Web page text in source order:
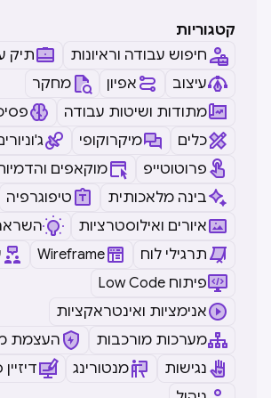
קטגוריות
חיפוש עבודה וראיונות
תיק
עיצוב
אפיון
מחקר
מתודות ושיטות עבודה
כלים
מיקרוקופי
פרוטוטייפ
מוקאפים
בינה מלאכותית
טיפוגרפיה
איורים ואילוסטרציות
תרגילי לוח
Wireframe
Low Code פיתוח
אנימציות ואינטראקציות
מערכות מורכבות
העצמת
נגישות
מנטורינג